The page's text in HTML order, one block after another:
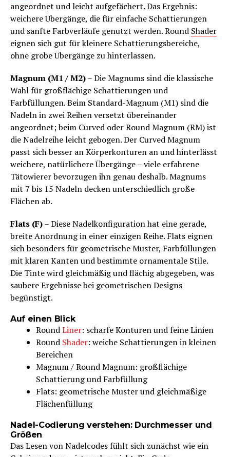
angeordnet und leicht aufgefächert. Das Ergebnis:
weichere Übergänge, die für einfache Schattierungen
und sanfte Farbverläufe genutzt werden. Round Shader
eignen sich gut für kleinere Schattierungsbereiche,
ohne grobe Übergänge zu hinterlassen.
Magnum (M1 / M2)– Die Magnums sind die klassische
Wahl für großflächige Schattierungen und
Farbfüllungen. Beim Standard-Magnum (M1) sind die
Nadeln in zwei Reihen versetzt übereinander
angeordnet; beim Curved oder Round Magnum (RM) ist
die Nadelreihe leicht gebogen. Der Curved Magnum
passt sich besser an Körperkonturen an und hinterlässt
weichere, natürlichere Übergänge – viele erfahrene
Tätowierer bevorzugen ihn genau deshalb. Magnums
mit 7 bis 15 Nadeln decken unterschiedlich große
Flächen ab.
Flats (F)– Diese Nadelkonfiguration hat eine gerade,
breite Anordnung in einer einzigen Reihe. Flats eignen
sich besonders für geometrische Muster, Farbfüllungen
mit klaren Kanten und bestimmte ornamentale Stile.
Die Tinte wird gleichmäßig und flächig abgegeben, was
saubere Ergebnisse bei geometrischen Designs
begünstigt.
Auf einen Blick
RoundLiner: scharfe Konturen und feine Linien
Round Shader: weiche Schattierungen in kleinen
Bereichen
Magnum / Round Magnum: großflächige
Schattierung und Farbfüllung
Flats: geometrische Muster und gleichmäßige
Flächenfüllung
Nadel-Codierung verstehen: Durchmesser und
Größen
Das Lesen von Nadelcodes fühlt sich zunächst wie ein